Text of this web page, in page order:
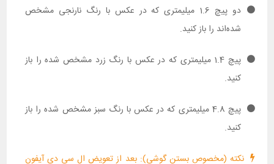
دو پیچ 1.6 میلیمتری که در عکس با رنگ نارنجی مشخص
شده‌اند را باز کنید.
پیچ 1.4 میلیمتری که در عکس با رنگ زرد مشخص شده را باز
کنید.
پیچ 4.8 میلیمتری که در عکس با رنگ سبز مشخص شده را باز
کنید.
نکته (مخصوص بستن گوشی): بعد از تعویض ال سی دی آیفون